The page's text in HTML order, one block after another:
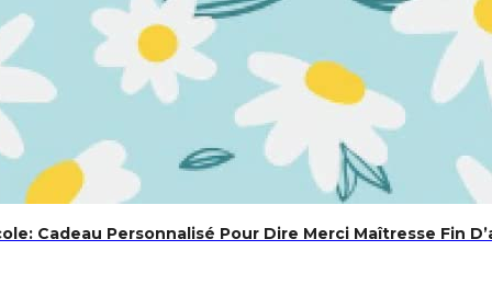
Cadeau Personnalisé Pour Dire Merci Maîtresse Fin